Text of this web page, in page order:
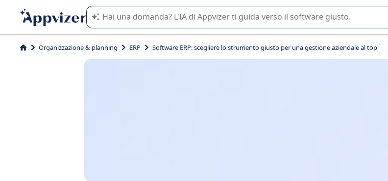
L'IA di Appvizer vi guida nell'utilizzo o nella scelta di un software SaaS per la vostra
Organizzazione & planning ERP Software ERP: scegliere lo strumento giusto per una gestione aziendale al top